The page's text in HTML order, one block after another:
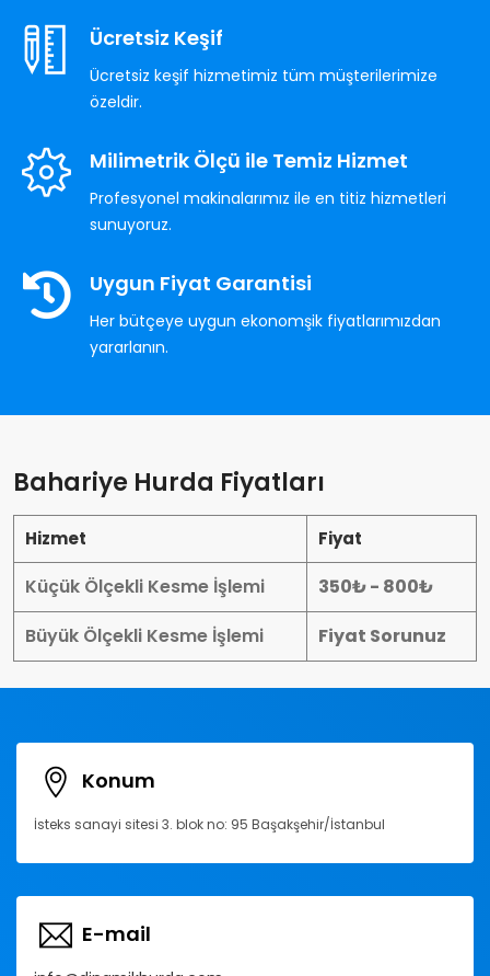
Ücretsiz Keşif
Ücretsiz keşif hizmetimiz tüm müşterilerimize
özeldir.
Milimetrik Ölçü ile Temiz Hizmet
Profesyonel makinalarımız ile en titiz hizmetleri
sunuyoruz.
Uygun Fiyat Garantisi
Her bütçeye uygun ekonomşik fiyatlarımızdan
yararlanın.
Bahariye Hurda Fiyatları
Hizmet Fiyat
Küçük Ölçekli Kesme İşlemi
350₺ - 800₺
Büyük Ölçekli Kesme İşlemi
Fiyat Sorunuz
Konum
İsteks sanayi sitesi 3. blok no: 95 Başakşehir/İstanbul
E-mail